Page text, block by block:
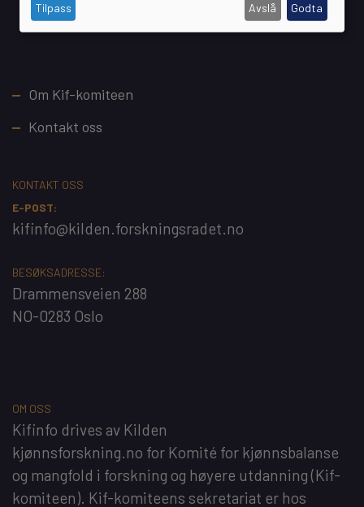
Footer
Om Kif-komiteen
Kontakt oss
KONTAKT OSS
E-POST:
kifinfo@kilden.forskningsradet.no
BESØKSADRESSE:
Drammensveien 288
NO-0283 Oslo
OM OSS
Kifinfo drives av Kilden
kjønnsforskning.no for Komité for kjønnsbalanse
og mangfold i forskning og høyere utdanning(Kif-
komiteen). Kif-komiteens sekretariat er hos
Tilpass Avslå Godta